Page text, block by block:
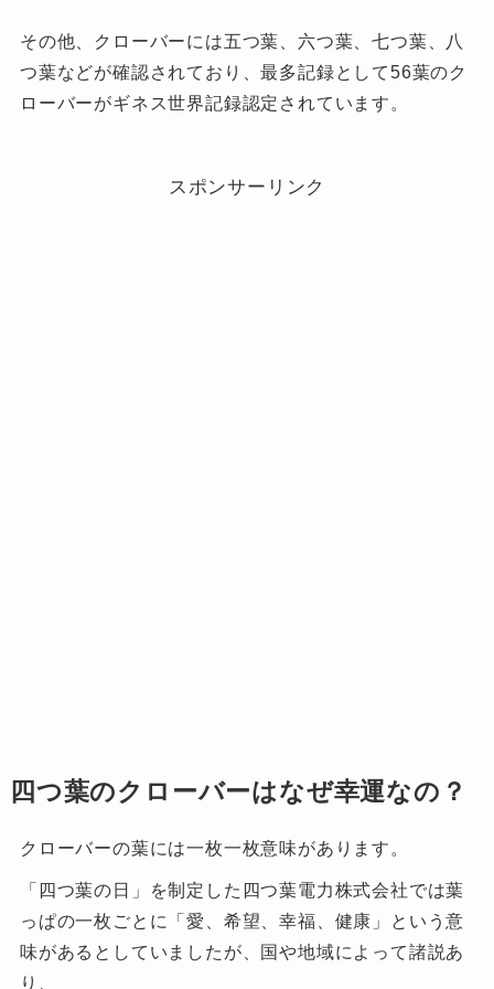
その他、クローバーには五つ葉、六つ葉、七つ葉、八
つ葉などが確認されており、最多記録として56葉のク
ローバーがギネス世界記録認定されています。
スポンサーリンク
四つ葉のクローバーはなぜ幸運なの？
クローバーの葉には一枚一枚意味があります。
「四つ葉の日」を制定した四つ葉電力株式会社では葉
っぱの一枚ごとに「愛、希望、幸福、健康」という意
味があるとしていましたが、国や地域によって諸説あ
り、